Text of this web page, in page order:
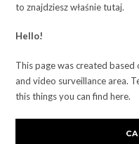
to znajdziesz właśnie tutaj.
Hello!
This page was created
and video surveillance area.
this things you can find here.